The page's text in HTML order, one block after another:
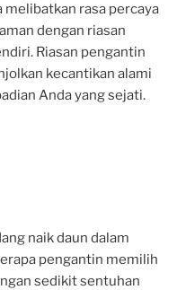
melibatkan rasa percaya
dengan riasan
Riasan pengantin
kecantikan alami
Anda yang sejati.
naik daun dalam
pengantin memilih
sedikit sentuhan